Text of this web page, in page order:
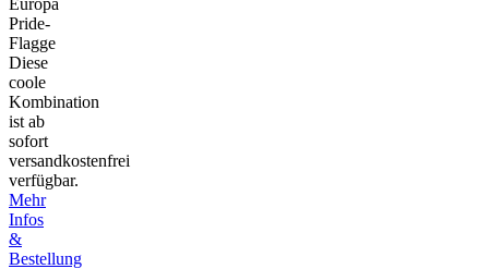
Europa
Pride-
Flagge
Diese
coole
Kombination
ist ab
sofort
versandkostenfrei
verfügbar.
Mehr
Infos
&
Bestellung